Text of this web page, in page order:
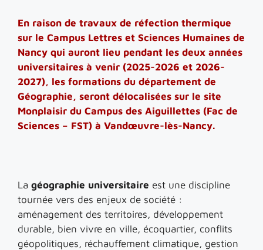
En raison de travaux de réfection thermique
sur le Campus Lettres et Sciences Humaines de
Nancy qui auront lieu pendant les deux années
universitaires à venir (2025-2026 et 2026-
2027), les formations du département de
Géographie, seront délocalisées sur le site
Monplaisir du Campus des Aiguillettes (Fac de
Sciences – FST) à Vandœuvre-lès-Nancy.
La géographie universitaire est une discipline
tournée vers des enjeux de société :
aménagement des territoires, développement
durable, bien vivre en ville, écoquartier, conflits
géopolitiques, réchauffement climatique, gestion